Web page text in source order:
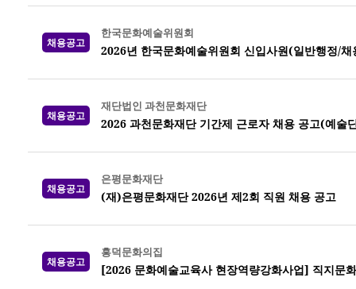
채용공고
한국문화예술위원회
2026년 한국문화예술위원회 신입사원(일반행정/
채용공고
재단법인 과천문화재단
2026 과천문화재단 기간제 근로자 채용 공고(예술
채용공고
은평문화재단
(재)은평문화재단 2026년 제2회 직원 채용 공고
채용공고
흥덕문화의집
[2026 문화예술교육사 현장역량강화사업] 직지문